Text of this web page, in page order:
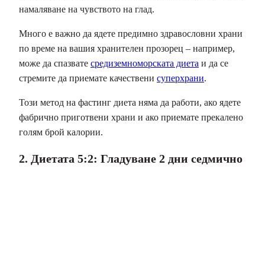
намаляване на чувството на глад.
Много е важно да ядете предимно здравословни храни
по време на вашия хранителен прозорец – например,
може да спазвате средиземноморската диета и да се
стремите да приемате качествени суперхрани.
Този метод на фастинг диета няма да работи, ако ядете
фабрично приготвени храни и ако приемате прекалено
голям брой калории.
2. Диетата 5:2: Гладуване 2 дни седмично